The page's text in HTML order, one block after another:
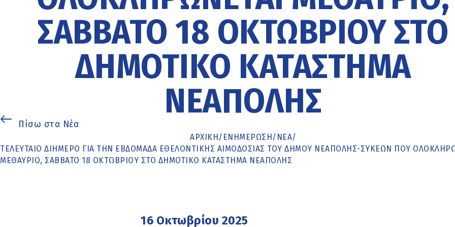
ΣΆΒΒΑΤΟ 18 ΟΚΤΩΒΡΊΟΥ ΣΤΟ
ΔΗΜΟΤΙΚΌ ΚΑΤΆΣΤΗΜΑ
ΝΕΆΠΟΛΗΣ
Πίσω στα Νέα
ΑΡΧΙΚΉ/ ΕΝΗΜΈΡΩΣΗ/ ΝΕΑ/
ΤΕΛΕΥΤΑΊΟ ΔΙΉΜΕΡΟ ΓΙΑ ΤΗΝ ΕΒΔΟΜΆΔΑ ΕΘΕΛΟΝΤΙΚΉΣ ΑΙΜΟΔΟΣΊΑΣ ΤΟΥ ΔΉΜΟΥ ΝΕΆΠΟΛΗΣ-ΣΥΚΕΏΝ ΠΟΥ
ΜΕΘΑΎΡΙΟ, ΣΆΒΒΑΤΟ 18 ΟΚΤΩΒΡΊΟΥ ΣΤΟ ΔΗΜΟΤΙΚΌ ΚΑΤΆΣΤΗΜΑ ΝΕΆΠΟΛΗΣ
16 Οκτωβρίου 2025